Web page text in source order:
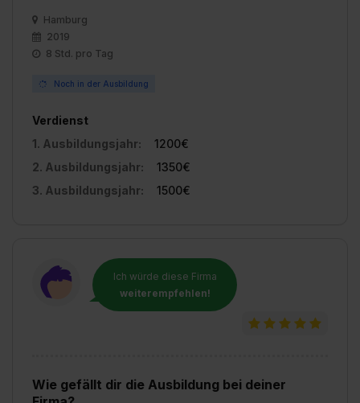
Hamburg
2019
8 Std. pro Tag
Noch in der Ausbildung
Verdienst
1. Ausbildungsjahr:
1200€
2. Ausbildungsjahr:
1350€
3. Ausbildungsjahr:
1500€
Ich würde diese Firma
weiterempfehlen!
Wie gefällt dir die Ausbildung bei deiner